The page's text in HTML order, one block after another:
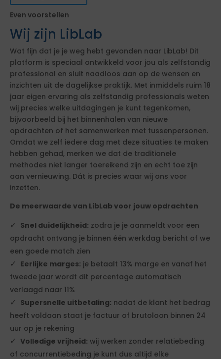
Even voorstellen
Wij zijn LibLab
Wat fijn dat je je weg hebt gevonden naar LibLab! Dit
platform is speciaal ontwikkeld voor jou als zelfstandig
professional en sluit naadloos aan op de wensen en
inzichten uit de dagelijkse praktijk. Met inmiddels ruim 18
jaar eigen ervaring als zelfstandig professionals weten
wij precies welke uitdagingen je kunt tegenkomen,
bijvoorbeeld bij het binnenhalen van nieuwe
opdrachten of het samenwerken met tussenpersonen.
Omdat we zelf iedere dag met deze situaties te maken
hebben gehad, merken we dat de traditionele
methodes niet langer toereikend zijn en echt toe zijn
aan vernieuwing. Dát is precies waar wij ons voor
inzetten.
De meerwaarde van LibLab voor jouw opdrachten
Snel duidelijkheid: zodra je je aanmeldt voor een
opdracht ontvang je binnen één werkdag bericht of we
een goede match zien
Eerlijke marges: je betaalt 13% marge en vanaf het
tweede jaar wordt dit percentage automatisch
verlaagd naar 11%
Supersnelle uitbetaling: nadat de klant het bedrag
heeft voldaan staat je factuur of brutoloon binnen 24
uur op je rekening
Volledige vrijheid: wij werken zonder relatiebeding
of concurrentiebeding je kunt dus altijd elke